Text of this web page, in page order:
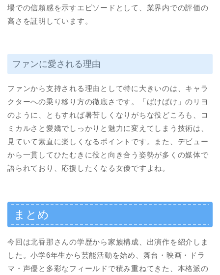
場での信頼感を示すエピソードとして、業界内での評価の
高さを証明しています。
ファンに愛される理由
ファンから支持される理由として特に大きいのは、キャラ
クターへの乗り移り方の徹底さです。「ばけばけ」のリヨ
のように、ともすれば暑苦しくなりがちな役どころも、コ
ミカルさと愛嬌でしっかりと魅力に変えてしまう技術は、
見ていて素直に楽しくなるポイントです。また、デビュー
から一貫してひたむきに役と向き合う姿勢が多くの媒体で
語られており、応援したくなる女優ですよね。
まとめ
今回は北香那さんの学歴から家族構成、出演作を紹介しま
した。小学6年生から芸能活動を始め、舞台・映画・ドラ
マ・声優と多彩なフィールドで積み重ねてきた、本格派の